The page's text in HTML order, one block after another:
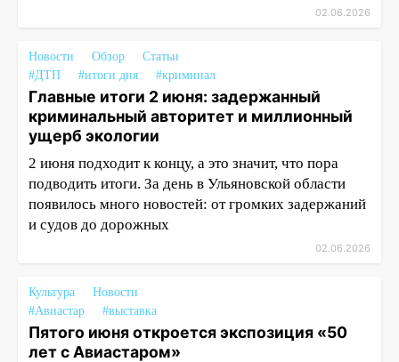
02.06.2026
Новости Обзор
Статьи
#ДТП
#итоги дня #криминал
Главные итоги 2 июня: задержанный
криминальный авторитет и миллионный
ущерб экологии
2 июня подходит к концу, а это значит, что пора
подводить итоги. За день в Ульяновской области
появилось много новостей: от громких задержаний
и судов до дорожных
02.06.2026
Культура
Новости
#Авиастар
#выставка
Пятого июня откроется экспозиция «50
лет с Авиастаром»